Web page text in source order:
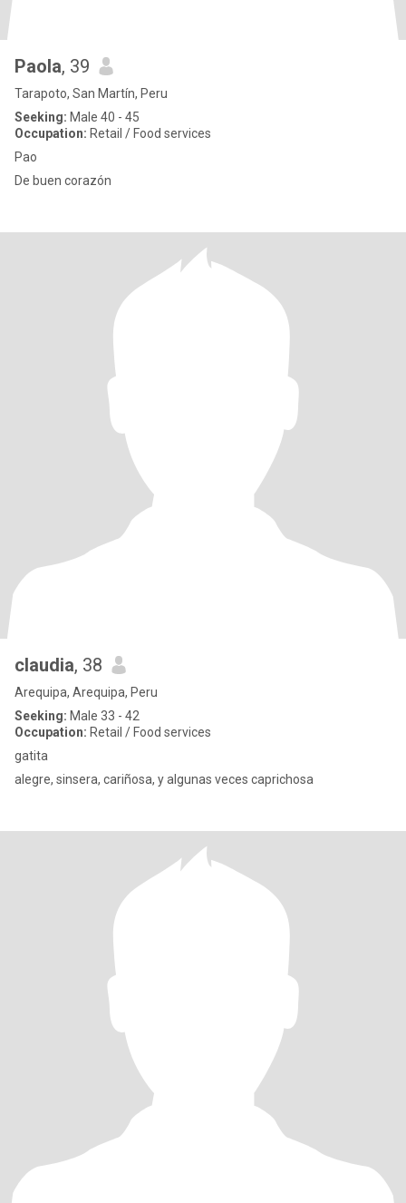
Paola, 39
Tarapoto, San Martín, Peru
Seeking: Male 40 - 45
Occupation: Retail / Food services
Pao
De buen corazón
claudia, 38
Arequipa, Arequipa, Peru
Seeking: Male 33 - 42
Occupation: Retail / Food services
gatita
alegre, sinsera, cariñosa, y algunas veces caprichosa